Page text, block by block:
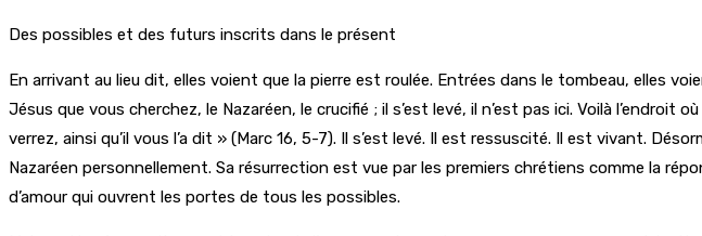
Des possibles et des futurs inscrits dans le présent
En arrivant au lieu dit, elles voient que la pierre est roulée. Entrées dans le tombeau, elles
Jésus que vous cherchez, le Nazaréen, le crucifié ; il s’est levé, il n’est pas ici. Voilà l’endroit
verrez, ainsi qu’il vous l’a dit » (Marc 16, 5-7). Il s’est levé. Il est ressuscité. Il est vivant.
Nazaréen personnellement. Sa résurrection est vue par les premiers chrétiens comme la
d’amour qui ouvrent les portes de tous les possibles.